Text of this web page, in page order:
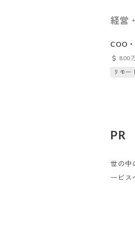
経営
COO
者）800
リモー
PR
世の中
ービス